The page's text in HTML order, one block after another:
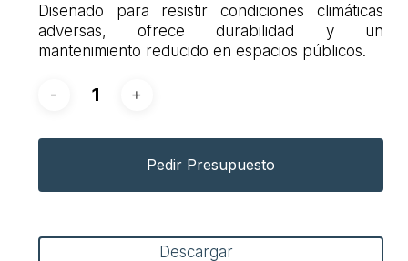
Diseñado para resistir condiciones climáticas
adversas, ofrece durabilidad y un
mantenimiento reducido en espacios públicos.
Pedir Presupuesto
Descargar